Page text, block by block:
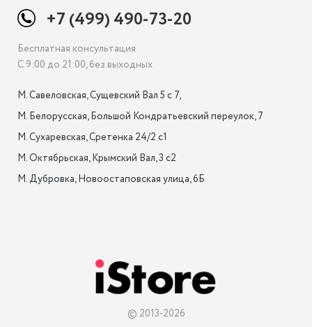
+7 (499) 490-73-20
Бесплатная консультация
С 9:00 до 21:00, без выходных
М. Савеловская, Сущевский Вал 5 с 7,
М. Белорусская, Большой Кондратьевский переулок, 7
М. Сухаревская, Сретенка 24/2 с1
М. Октябрьская, Крымский Вал, 3 с2
М. Дубровка, Новоостаповская улица, 6Б
© 2013-2026